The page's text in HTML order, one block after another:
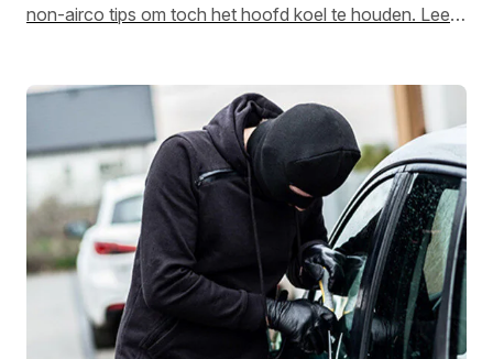
non-airco tips om toch het hoofd koel te houden. Lees